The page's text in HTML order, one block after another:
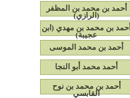
أحمد بن محمد بن المظفر
(الرازي)
أحمد بن محمد بن مهدي (ابن
عجيبة)
أحمد بن محمد الموسى
أحمد محمد أبو النجا
أحمد بن محمد بن نوح
القابسي